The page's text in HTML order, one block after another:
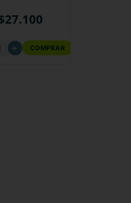
27.100
＋ COMPRAR